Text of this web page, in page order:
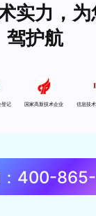
实力，
驾护航
登记 国家高新技术企业 信息技
：400-